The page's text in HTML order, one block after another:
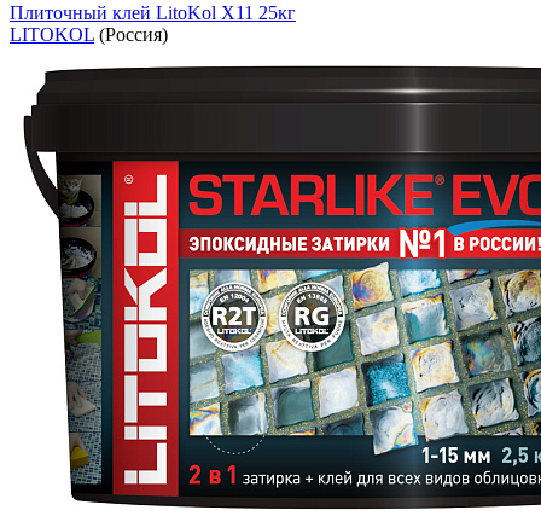
Плиточный клей LitoKol X11 25кг
LITOKOL (Россия)